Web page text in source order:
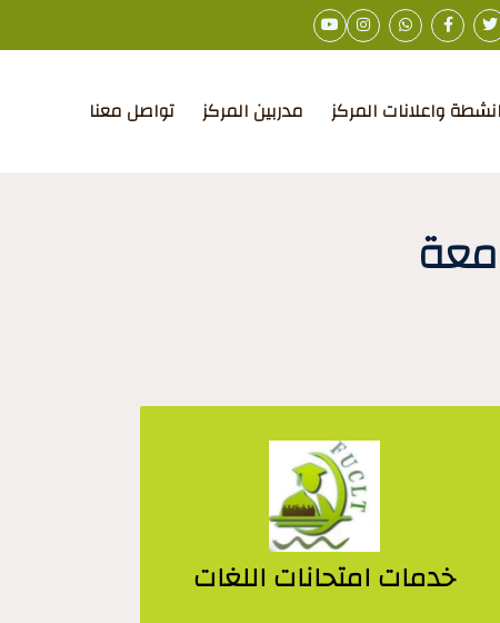
انشطة واعلانات المركز مدربين المركز تواصل معنا
خدمات امتحانات اللغات